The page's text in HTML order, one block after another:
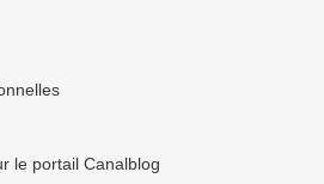
le portail Canalblog